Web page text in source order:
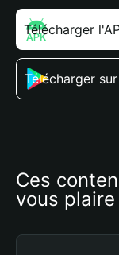
Télécharger
Télécharger
Ces
vous plaire